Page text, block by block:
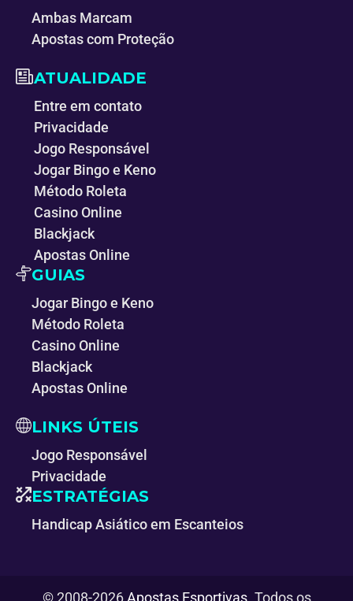
Ambas Marcam
Apostas com Proteção
ATUALIDADE
Entre em contato
Privacidade
Jogo Responsável
Jogar Bingo e Keno
Método Roleta
Casino Online
Blackjack
Apostas Online
GUIAS
Jogar Bingo e Keno
Método Roleta
Casino Online
Blackjack
Apostas Online
LINKS ÚTEIS
Jogo Responsável
Privacidade
ESTRATÉGIAS
Handicap Asiático em Escanteios
© 2008-2026 Apostas Esportivas. Todos os